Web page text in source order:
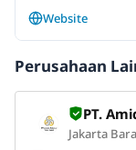
Website
Perusahaan
PT.
Jakarta